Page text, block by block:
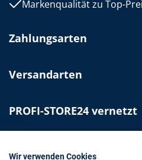
Markenqualität zu Top-
Zahlungsarten
Versandarten
PROFI-STORE24 vernetzt
Bestellung
Wir verwenden Cookies